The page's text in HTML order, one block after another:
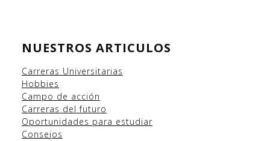
NUESTROS ARTICULOS
Carreras Universitarias
Hobbies
Campo de acción
Carreras del futuro
Oportunidades para estudiar
Consejos